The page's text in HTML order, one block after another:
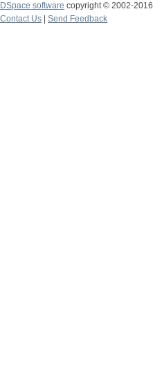
DSpace software copyright © 2002-2016
Contact Us
Send Feedback